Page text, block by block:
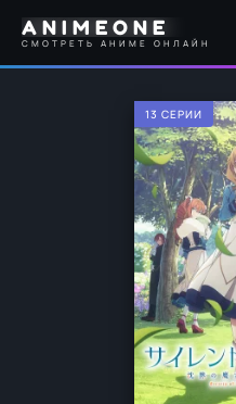
ANIMEONE
СМОТРЕТЬ АНИМЕ ОНЛАЙН
13 СЕРИИ